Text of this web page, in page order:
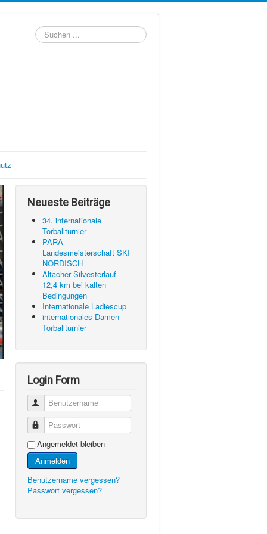
Suchen
...
Neueste Beiträge
34. internationale
Torballturnier
PARA
Landesmeisterschaft SKI
NORDISCH
Altacher Silvesterlauf –
12,4 km bei kalten
Bedingungen
Internationale Ladiescup
internationales Damen
Torballturnier
Login Form
Benutzername
Passwort
Angemeldet bleiben
Anmelden
Benutzername vergessen?
Passwort vergessen?